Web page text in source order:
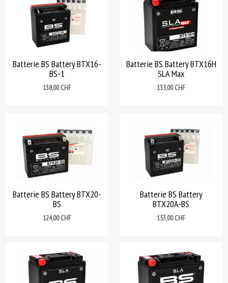
Batterie BS Battery BTX16-
BS-1
Prix
138,00 CHF
Batterie BS Battery BTX16H
SLA Max
Prix
135,00 CHF
Batterie BS Battery BTX20-
BS
Prix
124,00 CHF
Batterie BS Battery
BTX20A-BS
Prix
153,00 CHF